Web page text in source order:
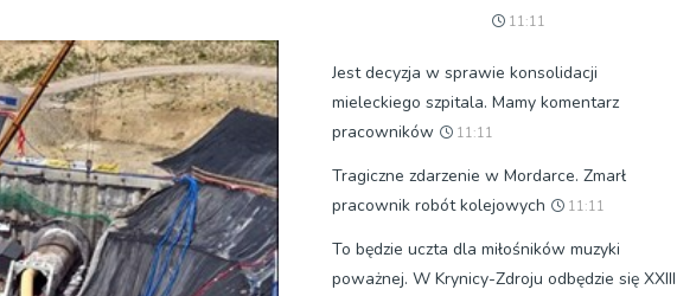
11:11
Jest decyzja w sprawie konsolidacji
mieleckiego szpitala. Mamy komentarz
pracowników
11:11
Tragiczne zdarzenie w Mordarce. Zmarł
pracownik robót kolejowych
11:11
To będzie uczta dla miłośników muzyki
poważnej. W Krynicy-Zdroju odbędzie się XXIII